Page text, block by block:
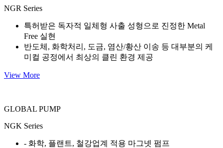
NGR Series
특허받은 독자적 일체형 사출 성형으로 진정한 Metal
Free 실현
반도체, 화학처리, 도금, 염산/황산 이송 등 대부분의 케
미컬 공정에서 최상의 클린 환경 제공
View More
GLOBAL PUMP
NGK Series
- 화학, 플랜트, 철강업계 적용 마그넷 펌프